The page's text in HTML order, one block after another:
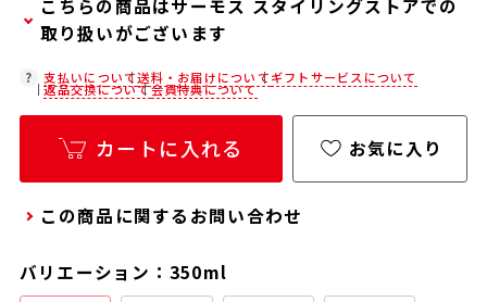
弊社での包装・のしを希望される場合は、商品を
カートに入れた後に「会員限定のし・ラッピング
(330円/個)設定へ」ボタンからお手続きくださ
い。
「包装・のしサービス」には、手提げ袋やギフト
バッグは含まれておりません。手提げ袋やギフト
バッグを希望される場合は、以下よりご購入をお
願いいたします。
こちらの商品はサーモス スタイリングストアでの
取り扱いがございます
在庫状況につきましては、各店舗までお電話にて
ご確認ください。
店舗紹介ページ
支払いについて送料・お届けについてギフトサービスについて
返品交換について会員特典について
カートに入れる お気に入り
この商品に関するお問い合わせ
バリエーション：350ml